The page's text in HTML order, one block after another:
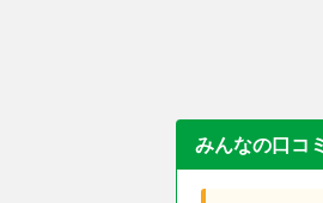
みんなの口コ